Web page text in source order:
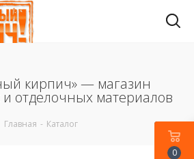
кирпич» — магазин
отделочных материалов
Главная - Каталог
0